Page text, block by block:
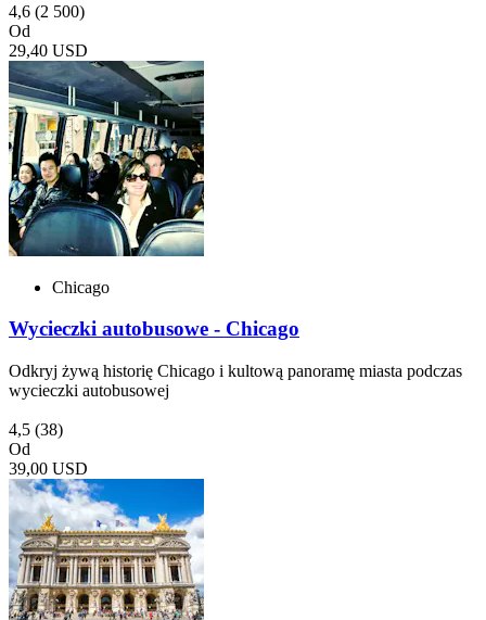
4,6 (2 500)
Od
29,40 USD
Chicago
Wycieczki autobusowe - Chicago
Odkryj żywą historię Chicago i kultową panoramę miasta podczas
wycieczki autobusowej
4,5 (38)
Od
39,00 USD